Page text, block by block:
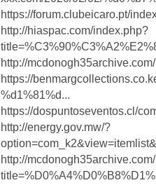
https://forum.clubeicaro.pt/
http://hiaspac.com/index.php?
http://
https://
%d1%81%d...
https://dospuntoseventos.cl/
http://energy.gov.mw/?
http://